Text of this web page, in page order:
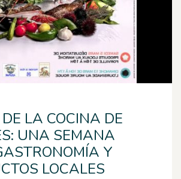
LA COCINA DE
UNA SEMANA
Y
LOCALES